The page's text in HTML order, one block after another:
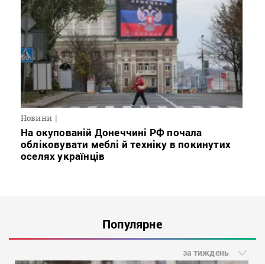
Новини
На окупованій Донеччині РФ почала
обліковувати меблі й техніку в покинутих
оселях українців
Популярне
за тиждень